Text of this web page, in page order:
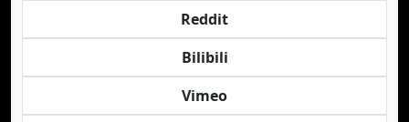
Reddit
Bilibili
Vimeo